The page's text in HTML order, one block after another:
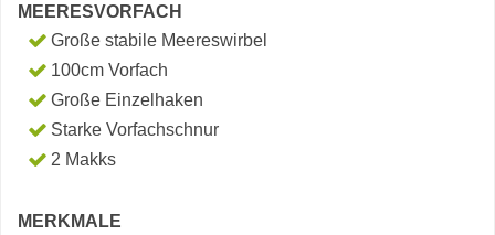
MEERESVORFACH
Große stabile Meereswirbel
100cm Vorfach
Große Einzelhaken
Starke Vorfachschnur
2 Makks
MERKMALE